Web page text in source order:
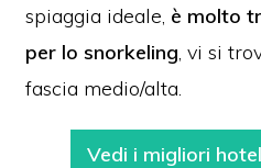
spiaggia ideale, è molto
per lo snorkeling, vi si
fascia medio/alta.
Vedi i migliori